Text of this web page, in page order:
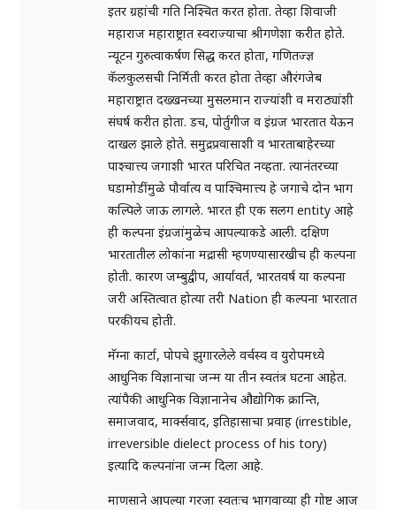
इतर ग्रहांची गति निश्चित करत होता. तेव्हा शिवाजी
महाराज महाराष्ट्रात स्वराज्याचा श्रीगणेशा करीत होते.
न्यूटन गुरुत्वाकर्षण सिद्ध करत होता, गणितज्ज्ञ
कॅलकुलसची निर्मिती करत होता तेव्हा औरंगजेब
महाराष्ट्रात दख्खनच्या मुसलमान राज्यांशी व मराठ्यांशी
संघर्ष करीत होता. डच, पोर्तुगीज व इंग्रज भारतात येऊन
दाखल झाले होते. समुद्रप्रवासाशी व भारताबाहेरच्या
पाश्चात्त्य जगाशी भारत परिचित नव्हता. त्यानंतरच्या
घडामोडींमुळे पौर्वात्य व पाश्चिमात्त्य हे जगाचे दोन भाग
कल्पिले जाऊ लागले. भारत ही एक सलग entity आहे
ही कल्पना इंग्रजांमुळेच आपल्याकडे आली. दक्षिण
भारतातील लोकांना मद्रासी म्हणण्यासारखीच ही कल्पना
होती. कारण जम्बुद्वीप, आर्यावर्त, भारतवर्ष या कल्पना
जरी अस्तित्वात होत्या तरी Nation ही कल्पना भारतात
परकीयच होती.
मॅग्ना कार्टा, पोपचे झुगारलेले वर्चस्व व युरोपमध्ये
आधुनिक विज्ञानाचा जन्म या तीन स्वतंत्र घटना आहेत.
त्यांपैकी आधुनिक विज्ञानानेच औद्योगिक क्रान्ति,
समाजवाद, मार्क्सवाद, इतिहासाचा प्रवाह (irrestible,
irreversible dielect process of his tory)
इत्यादि कल्पनांना जन्म दिला आहे.
माणसाने आपल्या गरजा स्वतःच भागवाव्या ही गोष्ट आज